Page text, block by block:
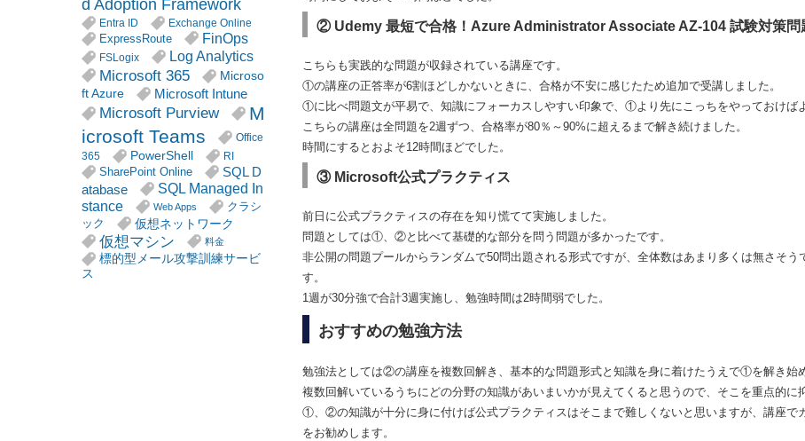
② Udemy 最短で合格！Azure Administrator Associate AZ-104 試験対策問
こちらも実践的な問題が収録されている講座です。
①の講座の正答率が6割ほどしかないときに、合格が不安に感じたため追加で受講しました。
①に比べ問題文が平易で、知識にフォーカスしやすい印象で、①より先にこっちをやっておけば
こちらの講座は全問題を2週ずつ、合格率が80％～90%に超えるまで解き続けました。
時間にするとおよそ12時間ほどでした。
③ Microsoft公式プラクティス
前日に公式プラクティスの存在を知り慌てて実施しました。
問題としては①、②と比べて基礎的な部分を問う問題が多かったです。
非公開の問題プールからランダムで50問出題される形式ですが、全体数はあまり多くは無さそ
す。
1週が30分強で合計3週実施し、勉強時間は2時間弱でした。
おすすめの勉強方法
勉強法としては②の講座を複数回解き、基本的な問題形式と知識を身に着けたうえで①を解き始
複数回解いているうちにどの分野の知識があいまいかが見えてくると思うので、そこを重点的に
①、②の知識が十分に身に付けば公式プラクティスはそこまで難しくないと思いますが、講座で
をお勧めします。
d Adoption Framework
Entra ID Exchange Online
ExpressRoute FinOps
FSLogix Log Analytics
Microsoft 365
Microso
ft Azure
Microsoft Intune
Microsoft Purview
M
icrosoft Teams
Office
365
PowerShell RI
SharePoint Online
SQL D
atabase
SQL Managed In
stance
Web Apps
クラシ
ック
仮想ネットワーク
仮想マシン 料金
標的型メール攻撃訓練サービ
ス